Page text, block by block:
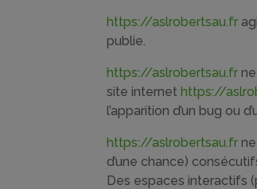
https://aslrobertsau.fr
publie.
https://aslrobertsau.fr
site internethttps://
l’apparition d’un bug ou
https://aslrobertsau.fr
d’une chance)
Des espaces interactifs